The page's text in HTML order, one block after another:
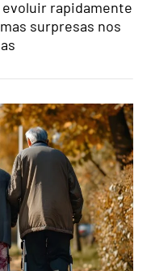
rapidamente
surpresas nos